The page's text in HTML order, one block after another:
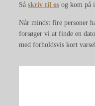
Så skriv til os og kom på
Når mindst fire personer
forsøger vi at finde en
med forholdsvis kort